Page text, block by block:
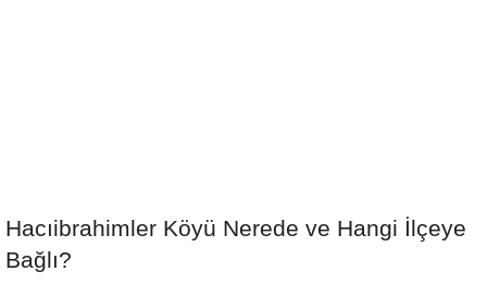
Hacıibrahimler Köyü Nerede ve Hangi İlçeye
Bağlı?